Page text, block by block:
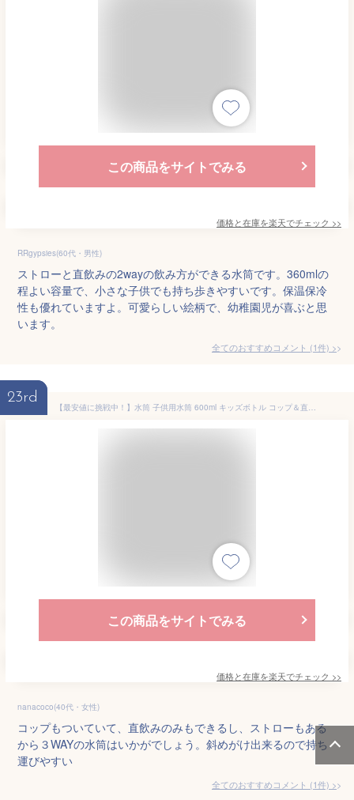
この商品をサイトでみる
価格と在庫を楽天でチェック >>
RRgypsies(60代・男性)
ストローと直飲みの2wayの飲み方ができる水筒です。360mlの
程よい容量で、小さな子供でも持ち歩きやすいです。保温保冷
性も優れていますよ。可愛らしい絵柄で、幼稚園児が喜ぶと思
います。
全てのおすすめコメント (1件) >
23rd
【最安値に挑戦中！】水筒 子供用水筒 600ml キッズボトル コップ＆直飲み 子ども プレゼント 飲み口3種類 保冷 保温 ストロー付き 斜めかけ可能 可愛い 通園 入学
この商品をサイトでみる
価格と在庫を楽天でチェック >>
nanacoco(40代・女性)
コップもついていて、直飲みのみもできるし、ストローもある
から３WAYの水筒はいかがでしょう。斜めがけ出来るので持ち
運びやすい
全てのおすすめコメント (1件) >